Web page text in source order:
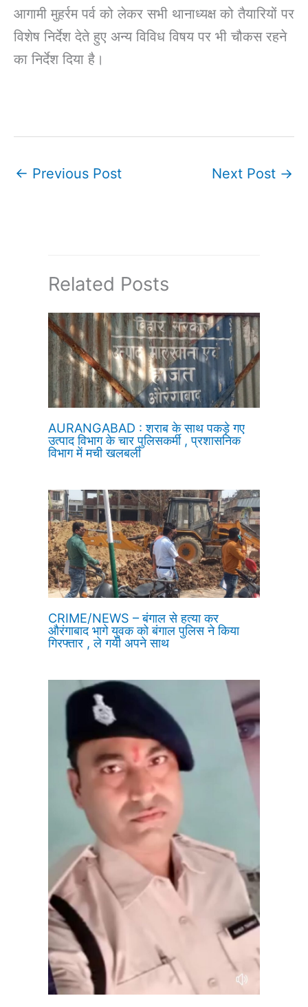
आगामी मुहर्रम पर्व को लेकर सभी थानाध्यक्ष को तैयारियों पर
विशेष निर्देश देते हुए अन्य विविध विषय पर भी चौकस रहने
का निर्देश दिया है।
← Previous Post Next Post →
Related Posts
AURANGABAD : शराब के साथ पकड़े गए
उत्पाद विभाग के चार पुलिसकर्मी , प्रशासनिक
विभाग में मची खलबली
CRIME/NEWS – बंगाल से हत्या कर
औरंगाबाद भागे युवक को बंगाल पुलिस ने किया
गिरफ्तार , ले गयी अपने साथ